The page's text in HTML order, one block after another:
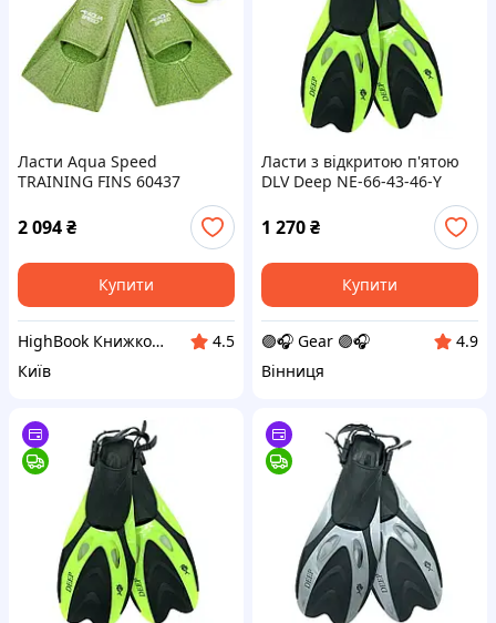
Ласти Aqua Speed
TRAINING FINS 60437
2 094₴
Купити
HighBook Книжкова крамниця
4.5
Київ
Ласти з відкритою п'ятою
DLV Deep NE-66-43-46-Y
розмір L/XL 43-46 салатові
1 270₴
Купити
🟣🎧 Gear 🟣🎧
4.9
Вінниця